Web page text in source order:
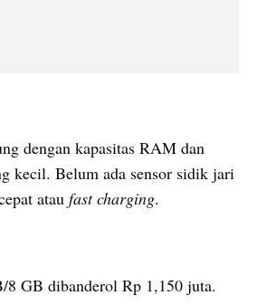
dengan kapasitas RAM dan
kecil. Belum ada sensor sidik jari
atau fast charging.
GB dibanderol Rp 1,150 juta.